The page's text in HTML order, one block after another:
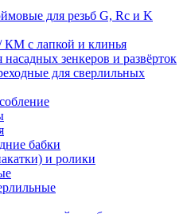
для резьб G, Rc и K
с лапкой и клинья
зенкеров и развёрток
для сверлильных
бабки
и ролики